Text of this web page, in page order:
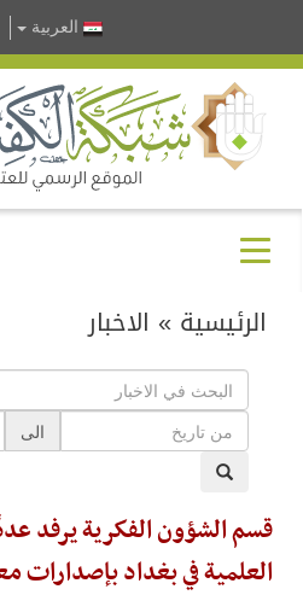
العربية
الرئيسية » الاخبار
الى
قسم الشؤون الفكرية يرفد
العلمية في بغداد بإصدارات